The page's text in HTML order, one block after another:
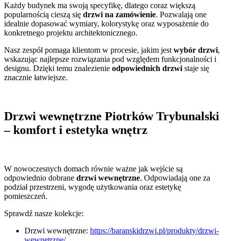
Każdy budynek ma swoją specyfikę, dlatego coraz większą
popularnością cieszą się drzwi na zamówienie. Pozwalają one
idealnie dopasować wymiary, kolorystykę oraz wyposażenie do
konkretnego projektu architektonicznego.
Nasz zespół pomaga klientom w procesie, jakim jest wybór drzwi,
wskazując najlepsze rozwiązania pod względem funkcjonalności i
designu. Dzięki temu znalezienie odpowiednich drzwi staje się
znacznie łatwiejsze.
Drzwi wewnętrzne Piotrków Trybunalski
– komfort i estetyka wnętrz
W nowoczesnych domach równie ważne jak wejście są
odpowiednio dobrane drzwi wewnętrzne. Odpowiadają one za
podział przestrzeni, wygodę użytkowania oraz estetykę
pomieszczeń.
Sprawdź nasze kolekcje:
Drzwi wewnętrzne: https://baranskidrzwi.pl/produkty/drzwi-